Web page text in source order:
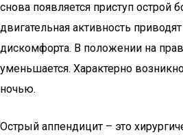
снова появляется приступ острой
двигательная активность
дискомфорта. В положении на
уменьшается. Характерно
ночью.
Острый аппендицит – это